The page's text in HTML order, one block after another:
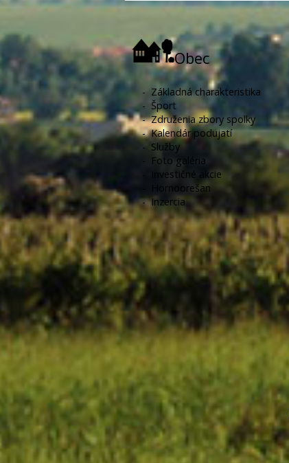
Obec
- Základná charakteristika
- Šport
-Združenia zbory spolky
-Kalendár podujatí
- Služby
- Foto galéria
- Investičné akcie
Hornoorešan
-Inzercia